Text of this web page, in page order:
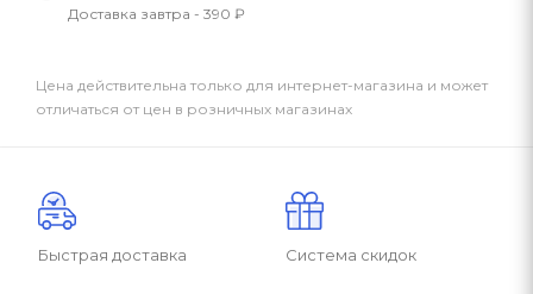
Доставка завтра - 390 ₽
Цена действительна только для интернет-магазина и может
отличаться от цен в розничных магазинах
Быстрая доставка Система скидок